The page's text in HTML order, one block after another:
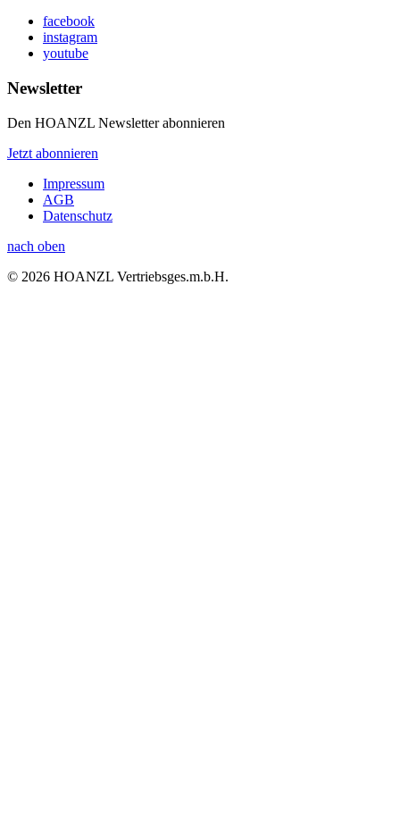
facebook
instagram
youtube
Newsletter
Den HOANZL Newsletter abonnieren
Jetzt abonnieren
Impressum
AGB
Datenschutz
nach oben
© 2026 HOANZL Vertriebsges.m.b.H.